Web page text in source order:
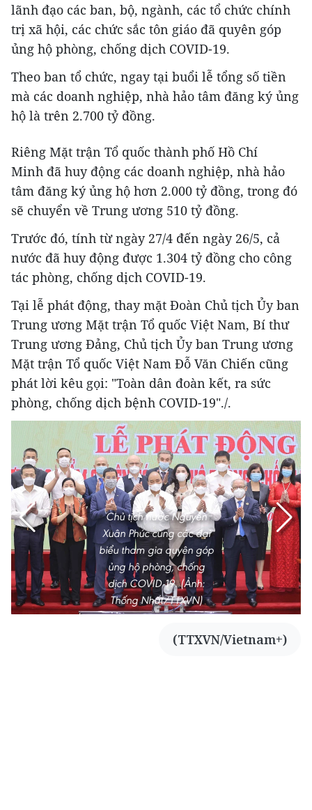
lãnh đạo các ban, bộ, ngành, các tổ chức chính
trị xã hội, các chức sắc tôn giáo đã quyên góp
ủng hộ phòng, chống dịch COVID-19.
Theo ban tổ chức, ngay tại buổi lễ tổng số tiền
mà các doanh nghiệp, nhà hảo tâm đăng ký ủng
hộ là trên 2.700 tỷ đồng.
Riêng Mặt trận Tổ quốc thành phố Hồ Chí
Minh đã huy động các doanh nghiệp, nhà hảo
tâm đăng ký ủng hộ hơn 2.000 tỷ đồng, trong đó
sẽ chuyển về Trung ương 510 tỷ đồng.
Trước đó, tính từ ngày 27/4 đến ngày 26/5, cả
nước đã huy động được 1.304 tỷ đồng cho công
tác phòng, chống dịch COVID-19.
Tại lễ phát động, thay mặt Đoàn Chủ tịch Ủy ban
Trung ương Mặt trận Tổ quốc Việt Nam, Bí thư
Trung ương Đảng, Chủ tịch Ủy ban Trung ương
Mặt trận Tổ quốc Việt Nam Đỗ Văn Chiến cũng
phát lời kêu gọi: "Toàn dân đoàn kết, ra sức
phòng, chống dịch bệnh COVID-19"./.
Chủ tịch nước Nguyễn
Xuân Phúc cùng các đại
biểu tham gia quyên góp
ủng hộ phòng, chống
dịch COVID-19. (Ảnh:
Thống Nhất/TTXVN)
(TTXVN/Vietnam+)